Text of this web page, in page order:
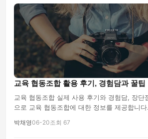
교육 협동조합 활용 후기, 경험담과 꿀팁
교육 협동조합 실제 사용 후기와 경험담, 장단
으로 교육 협동조합에 대한 정보를 제공합니다.
박채영06-20조회 67